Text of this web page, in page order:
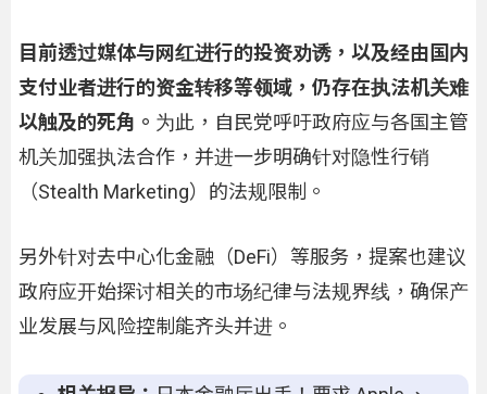
目前透过媒体与网红进行的投资劝诱，以及经由国内
支付业者进行的资金转移等领域，仍存在执法机关难
以触及的死角。 为此，自民党呼吁政府应与各国主管
机关加强执法合作，并进一步明确针对隐性行销
（Stealth Marketing）的法规限制。
另外针对去中心化金融（DeFi）等服务，提案也建议
政府应开始探讨相关的市场纪律与法规界线，确保产
业发展与风险控制能齐头并进。